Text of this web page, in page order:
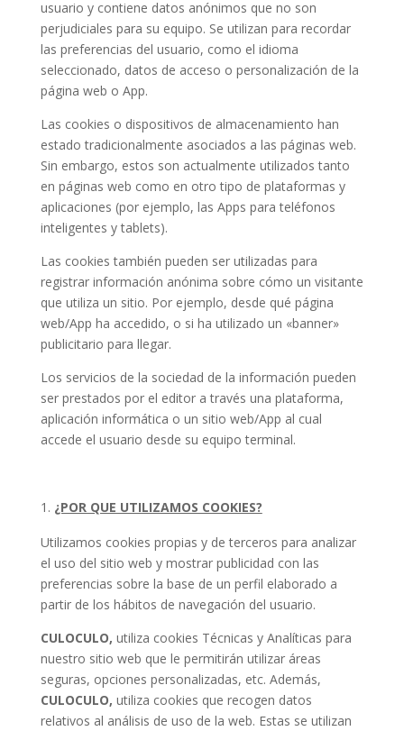
usuario y contiene datos anónimos que no son
perjudiciales para su equipo. Se utilizan para recordar
las preferencias del usuario, como el idioma
seleccionado, datos de acceso o personalización de la
página web o App.
Las cookies o dispositivos de almacenamiento han
estado tradicionalmente asociados a las páginas web.
Sin embargo, estos son actualmente utilizados tanto
en páginas web como en otro tipo de plataformas y
aplicaciones (por ejemplo, las Apps para teléfonos
inteligentes y tablets).
Las cookies también pueden ser utilizadas para
registrar información anónima sobre cómo un visitante
que utiliza un sitio. Por ejemplo, desde qué página
web/App ha accedido, o si ha utilizado un «banner»
publicitario para llegar.
Los servicios de la sociedad de la información pueden
ser prestados por el editor a través una plataforma,
aplicación informática o un sitio web/App al cual
accede el usuario desde su equipo terminal.
¿POR QUE UTILIZAMOS COOKIES?
Utilizamos cookies propias y de terceros para analizar
el uso del sitio web y mostrar publicidad con las
preferencias sobre la base de un perfil elaborado a
partir de los hábitos de navegación del usuario.
CULOCULO, utiliza cookies Técnicas y Analíticas para
nuestro sitio web que le permitirán utilizar áreas
seguras, opciones personalizadas, etc. Además,
CULOCULO, utiliza cookies que recogen datos
relativos al análisis de uso de la web. Estas se utilizan